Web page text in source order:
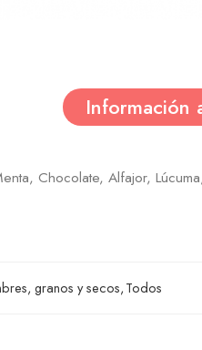
Información
Chocolate, Alfajor,
granos y secos,Todos